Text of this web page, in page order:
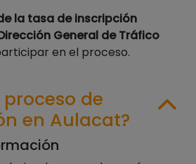
la tasa de inscripción
General de Tráfico
en el proceso.
de
en Aulacat?